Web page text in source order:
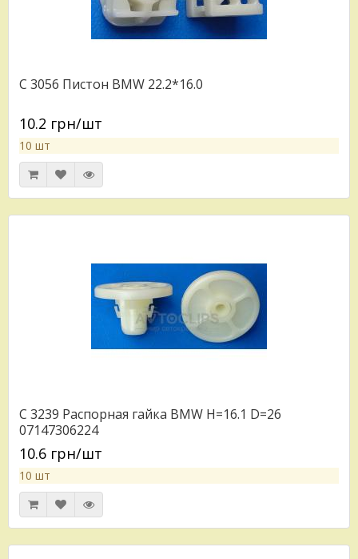
C 3056 Пистон BMW 22.2*16.0
10.2 грн/шт
10 шт
C 3239 Распорная гайка BMW H=16.1 D=26
07147306224
10.6 грн/шт
10 шт